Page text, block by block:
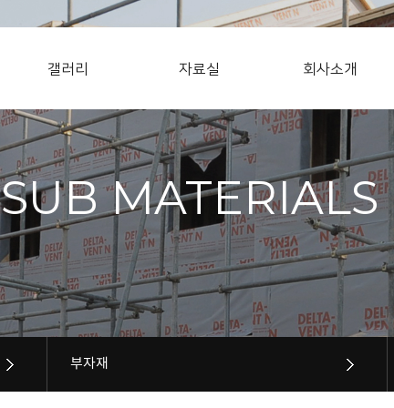
갤러리 자료실 회사소개
SUB MATERIALS
부자재